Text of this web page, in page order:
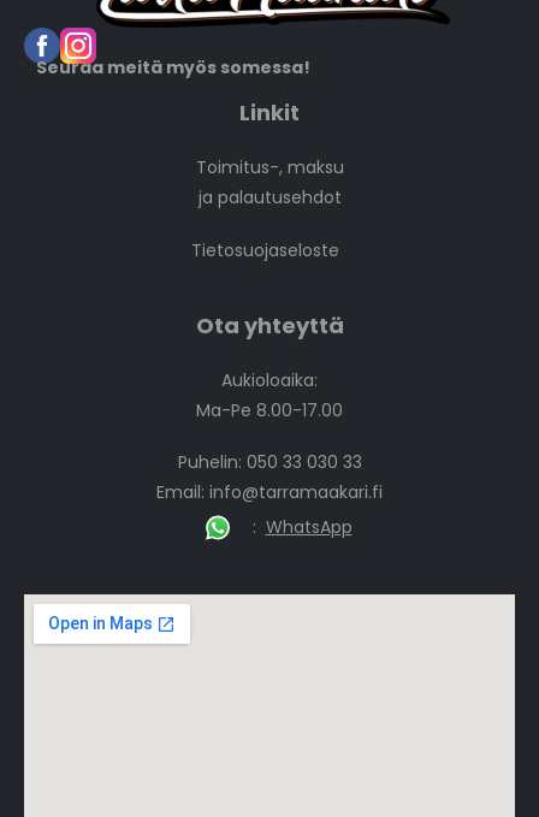
Seuraa meitä myös somessa!
Linkit
Toimitus-, maksu
ja palautusehdot
Tietosuojaseloste
Ota yhteyttä
Aukioloaika:
Ma-Pe 8.00-17.00
Puhelin: 050 33 030 33
Email: info@tarramaakari.fi
: WhatsApp